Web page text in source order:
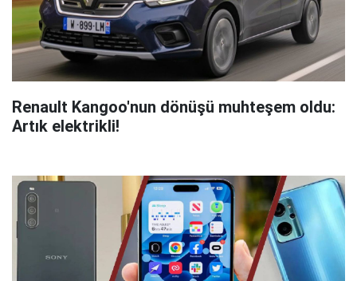
Renault Kangoo'nun dönüşü muhteşem oldu:
Artık elektrikli!